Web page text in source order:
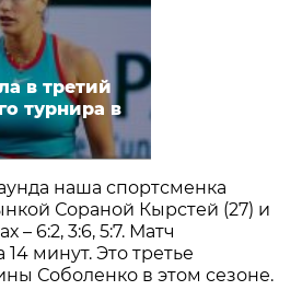
в третий
турнира в
наша спортсменка
Сораной Кырстей (27) и
– 6:2, 3:6, 5:7. Матч
минут. Это третье
Соболенко в этом сезоне.